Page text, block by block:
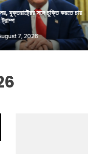
করতে চায়
কিসের হাসিনা,
স্বরাষ্ট্রমন্ত্রীর
August